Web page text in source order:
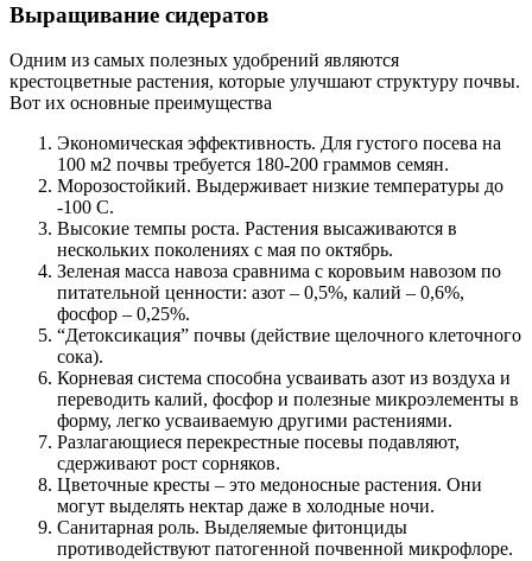
Выращивание сидератов
Одним из самых полезных удобрений являются
крестоцветные растения, которые улучшают структуру почвы.
Вот их основные преимущества
Экономическая эффективность. Для густого посева на
100 м2 почвы требуется 180-200 граммов семян.
Морозостойкий. Выдерживает низкие температуры до
-100 C.
Высокие темпы роста. Растения высаживаются в
нескольких поколениях с мая по октябрь.
Зеленая масса навоза сравнима с коровьим навозом по
питательной ценности: азот – 0,5%, калий – 0,6%,
фосфор – 0,25%.
“Детоксикация” почвы (действие щелочного клеточного
сока).
Корневая система способна усваивать азот из воздуха и
переводить калий, фосфор и полезные микроэлементы в
форму, легко усваиваемую другими растениями.
Разлагающиеся перекрестные посевы подавляют,
сдерживают рост сорняков.
Цветочные кресты – это медоносные растения. Они
могут выделять нектар даже в холодные ночи.
Санитарная роль. Выделяемые фитонциды
противодействуют патогенной почвенной микрофлоре.